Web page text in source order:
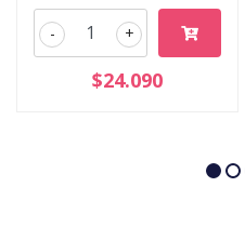
+
-
$24.090